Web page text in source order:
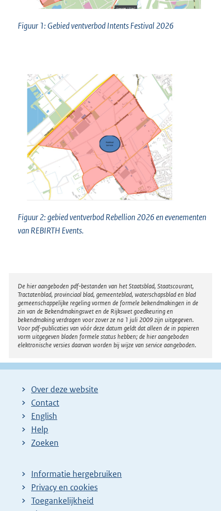
Figuur 1: Gebied ventverbod Intents Festival 2026
Figuur 2: gebied ventverbod Rebellion 2026 en evenementen
van REBIRTH Events.
Disclaimer
De hier aangeboden pdf-bestanden van het Staatsblad, Staatscourant,
Tractatenblad, provinciaal blad, gemeenteblad, waterschapsblad en blad
gemeenschappelijke regeling vormen de formele bekendmakingen in de
zin van de Bekendmakingswet en de Rijkswet goedkeuring en
bekendmaking verdragen voor zover ze na 1 juli 2009 zijn uitgegeven.
Voor pdf-publicaties van vóór deze datum geldt dat alleen de in papieren
vorm uitgegeven bladen formele status hebben; de hier aangeboden
elektronische versies daarvan worden bij wijze van service aangeboden.
Over deze website
Contact
English
Help
Zoeken
Informatie hergebruiken
Privacy en cookies
Toegankelijkheid